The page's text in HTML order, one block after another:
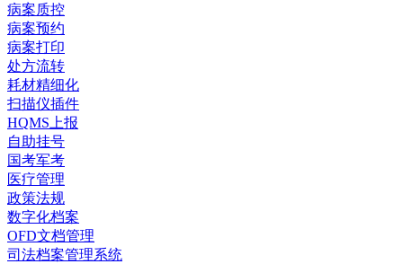
病案质控
病案预约
病案打印
处方流转
耗材精细化
扫描仪插件
HQMS上报
自助挂号
国考军考
医疗管理
政策法规
数字化档案
OFD文档管理
司法档案管理系统